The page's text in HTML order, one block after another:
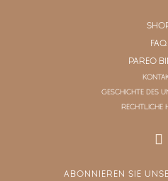
FAQ
PAREO
GESCHICHTE DES
RECHTLICHE
ABONNIEREN SIE